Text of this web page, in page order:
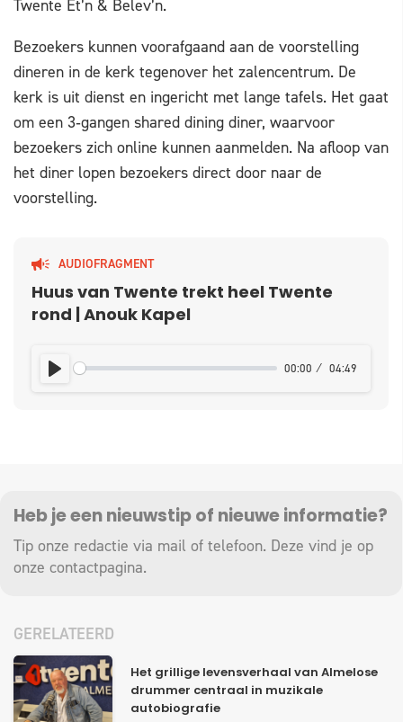
Twente Et’n & Belev’n.
Bezoekers kunnen voorafgaand aan de voorstelling
dineren in de kerk tegenover het zalencentrum. De
kerk is uit dienst en ingericht met lange tafels. Het gaat
om een 3‑gangen shared dining diner, waarvoor
bezoekers zich online kunnen aanmelden. Na afloop van
het diner lopen bezoekers direct door naar de
voorstelling.
AUDIOFRAGMENT
Huus van Twente trekt heel Twente
rond | Anouk Kapel
PLAY 00:00 04:49
Heb je een nieuwstip of nieuwe informatie?
Tip onze redactie via mail of telefoon. Deze vind je op
onze contactpagina.
GERELATEERD
Het grillige levensverhaal van Almelose
drummer centraal in muzikale
autobiografie